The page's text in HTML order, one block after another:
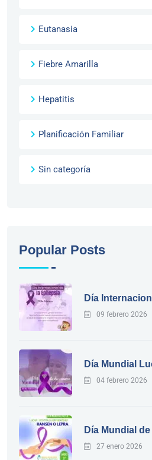
Eutanasia
Fiebre Amarilla
Hepatitis
Planificación Familiar
Sin categoría
Popular Posts
Día
09 febrero 2026
Día Mundial
04 febrero 2026
Día Mundial
27 enero 2026